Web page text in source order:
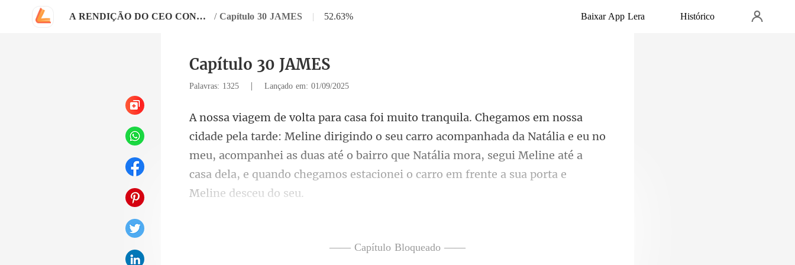
A RENDIÇÃO DO CEO CONQUISTADOR / Capítulo 30 JAMES | 52.63% Baixar App Lera Histórico
Capítulo 30 JAMES
Palavras: 1325 | Lançado em: 01/09/2025
do o seu carro acompanhada da Natália e eu no
meu, acompanhei as duas até o bairro que Natália mora, segui
—— Capítulo Bloqueado ——